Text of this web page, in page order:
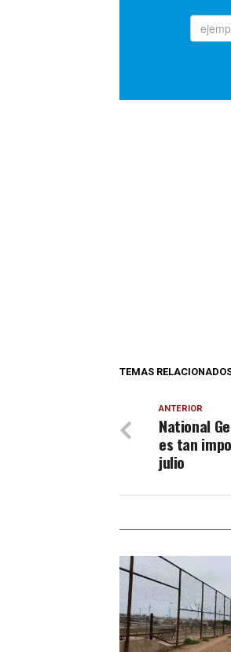
TEMAS
ANTERIOR
National
es tan
julio